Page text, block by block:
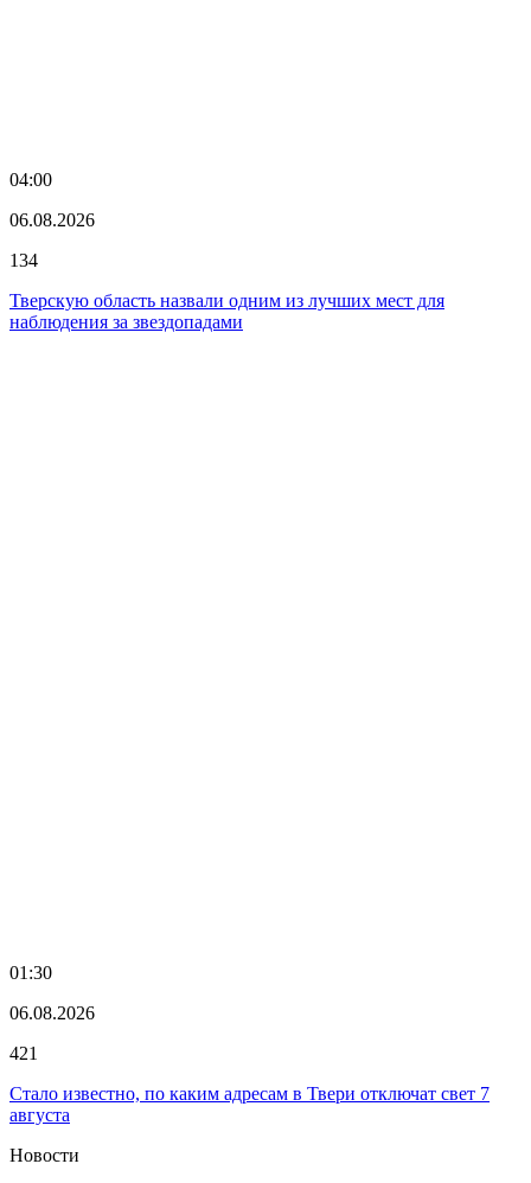
04:00
06.08.2026
134
Тверскую область назвали одним из лучших мест для
наблюдения за звездопадами
01:30
06.08.2026
421
Стало известно, по каким адресам в Твери отключат свет 7
августа
Новости